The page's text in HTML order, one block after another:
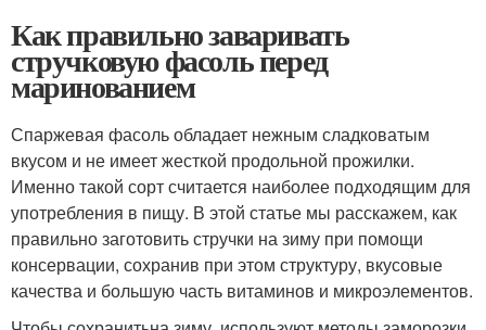
Как правильно заваривать
стручковую фасоль перед
маринованием
Спаржевая фасоль обладает нежным сладковатым
вкусом и не имеет жесткой продольной прожилки.
Именно такой сорт считается наиболее подходящим для
употребления в пищу. В этой статье мы расскажем, как
правильно заготовить стручки на зиму при помощи
консервации, сохранив при этом структуру, вкусовые
качества и большую часть витаминов и микроэлементов.